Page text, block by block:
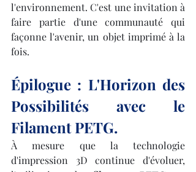
l'environnement. C'est une invitation à
faire partie d'une communauté qui
façonne l'avenir, un objet imprimé à la
fois.
Épilogue : L'Horizon des
Possibilités avec le
Filament PETG.
À mesure que la technologie
d'impression 3D continue d'évoluer,